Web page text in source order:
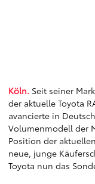
Köln. Seit seiner
der aktuelle Toyota
avancierte in
Volumenmodell der
Position der
neue, junge
Toyota nun das